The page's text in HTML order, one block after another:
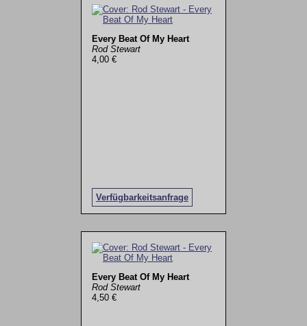
Every Beat Of My Heart
Rod Stewart
4,00 €
Verfügbarkeitsanfrage
Every Beat Of My Heart
Rod Stewart
4,50 €